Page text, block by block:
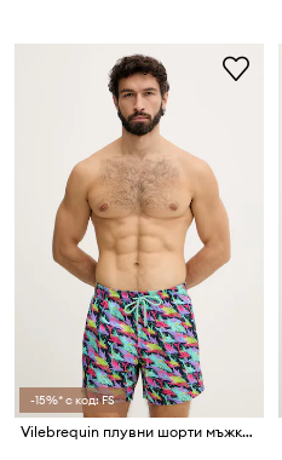
-15%* с код: FS
Vilebrequin плувни шорти мъжки MOORISE